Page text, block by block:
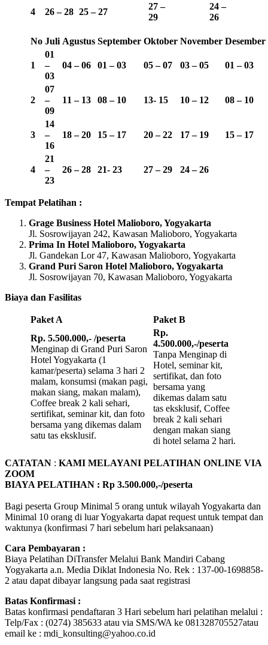
4
26 – 28 25 – 27
27 –
29
24 –
26
No Juli Agustus September Oktober November Desember
1
01
–
03
04 – 06 01 – 03 05 – 07 03 – 05 01 – 03
2
07
–
09
11 – 13 08 – 10 13- 15 10 – 12 08 – 10
3
14
–
16
18 – 20 15 – 17 20 – 22 17 – 19 15 – 17
4
21
–
23
26 – 28 21- 23 27 – 29 24 – 26
Tempat Pelatihan :
Grage Business Hotel Malioboro, Yogyakarta
Jl. Sosrowijayan 242, Kawasan Malioboro, Yogyakarta
Prima In Hotel Malioboro, Yogyakarta
Jl. Gandekan Lor 47, Kawasan Malioboro, Yogyakarta
Grand Puri Saron Hotel Malioboro, Yogyakarta
Jl. Sosrowijayan 70, Kawasan Malioboro, Yogyakarta
Biaya dan Fasilitas
Paket A
Paket B
Rp. 5.500.000,- /peserta
Menginap di Grand Puri Saron
Hotel Yogyakarta (1
kamar/peserta) selama 3 hari 2
malam, konsumsi (makan pagi,
makan siang, makan malam),
Coffee break 2 kali sehari,
sertifikat, seminar kit, dan foto
bersama yang dikemas dalam
satu tas eksklusif.
Rp.
4.500.000,-/peserta
Tanpa Menginap di
Hotel, seminar kit,
sertifikat, dan foto
bersama yang
dikemas dalam satu
tas eksklusif, Coffee
break 2 kali sehari
dengan makan siang
di hotel selama 2 hari.
CATATAN : KAMI MELAYANI PELATIHAN ONLINE VIA
ZOOM
BIAYA PELATIHAN : Rp 3.500.000,-/peserta
Bagi peserta Group Minimal 5 orang untuk wilayah Yogyakarta dan
Minimal 10 orang di luar Yogyakarta dapat request untuk tempat dan
waktunya (konfirmasi 7 hari sebelum hari pelaksanaan)
Cara Pembayaran :
Biaya Pelatihan DiTransfer Melalui Bank Mandiri Cabang
Yogyakarta a.n. Media Diklat Indonesia No. Rek : 137-00-1698858-
2 atau dapat dibayar langsung pada saat registrasi
Batas Konfirmasi :
Batas konfirmasi pendaftaran 3 Hari sebelum hari pelatihan melalui :
Telp/Fax : (0274) 385633 atau via SMS/WA ke 081328705527atau
email ke : mdi_konsulting@yahoo.co.id